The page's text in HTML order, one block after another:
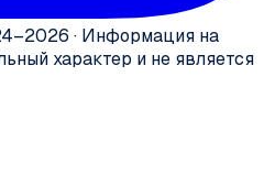
· Информация на
характер и не является